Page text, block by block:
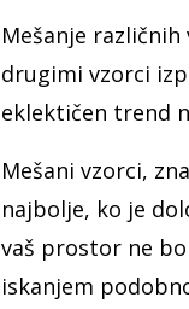
Mešanje
drugimi vzorci
eklektičen trend
Mešani vzorci,
najbolje, ko je
vaš prostor ne
iskanjem